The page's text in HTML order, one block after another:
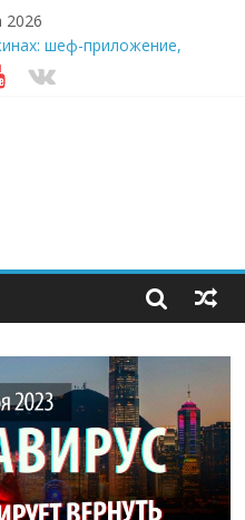
2026
шеф-приложение,
насквозь
на полётах дронов и
почему кокосовая вода с
главным трендом